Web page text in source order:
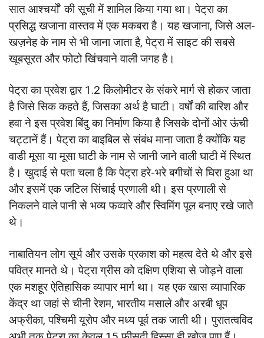
सात आश्चर्यों’ की सूची में शामिल किया गया था। पेट्रा का
प्रसिद्ध खजाना वास्तव में एक मकबरा है। यह खजाना, जिसे अल-
खज़नेह के नाम से भी जाना जाता है, पेट्रा में साइट की सबसे
खूबसूरत और फोटो खिंचवाने वाली जगह है।
पेट्रा का प्रवेश द्वार 1.2 किलोमीटर के संकरे मार्ग से होकर जाता
है जिसे सिक कहते हैं, जिसका अर्थ है घाटी। वर्षों की बारिश और
हवा ने इस प्रवेश बिंदु का निर्माण किया है जिसके दोनों ओर ऊंची
चट्टानें हैं। पेट्रा का बाइबिल से संबंध माना जाता है क्योंकि यह
वाडी मूसा या मूसा घाटी के नाम से जानी जाने वाली घाटी में स्थित
है। खुदाई से पता चला है कि पेट्रा हरे-भरे बगीचों से घिरा हुआ था
और इसमें एक जटिल सिंचाई प्रणाली थी। इस प्रणाली से
निकलने वाले पानी से भव्य फव्वारे और स्विमिंग पूल बनाए रखे जाते
थे।
नाबातियन लोग सूर्य और उसके प्रकाश को महत्व देते थे और इसे
पवित्र मानते थे। पेट्रा ग्रीस को दक्षिण एशिया से जोड़ने वाला
एक मशहूर ऐतिहासिक व्यापार मार्ग था। यह एक खास व्यापारिक
केंद्र था जहां से चीनी रेशम, भारतीय मसाले और अरबी धूप
अफ्रीका, पश्चिमी यूरोप और मध्य पूर्व तक जाती थी। पुरातत्वविद